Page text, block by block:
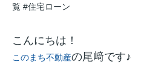
覧 #住宅ローン
こんにちは！
このまち不動産の尾﨑です♪